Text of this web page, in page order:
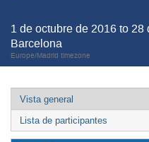
1 de octubre de 2016 to 28
Barcelona
Europe/Madrid timezone
Vista general
Lista de participantes